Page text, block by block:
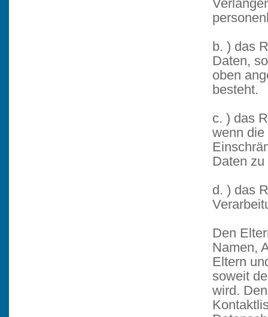
b. ) das
Daten,
oben
besteht.
c. ) das
wenn
Daten
d. ) das
Den
Namen,
Eltern
soweit
wird.